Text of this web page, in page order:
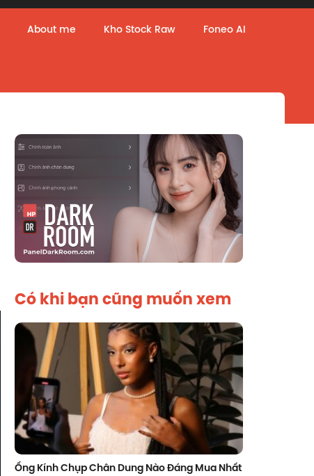
About me Kho Stock Raw Foneo AI
Có khi bạn cũng muốn xem
Ống Kính Chụp Chân Dung Nào Đáng Mua Nhất